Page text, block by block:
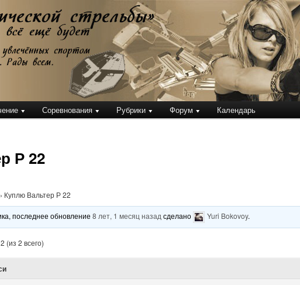
стрельбы
Соревнования Рубрики Форум Календарь
Р 22
› Куплю Вальтер Р 22
последнее обновление8 лет, 1 месяц назадсделано Yuri Bokovoy.
(из 2 всего)